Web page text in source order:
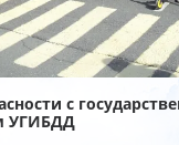
с
УГИБДД